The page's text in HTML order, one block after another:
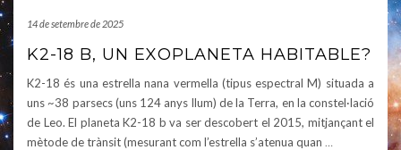
14 de setembre de 2025
K2-18 B, UN EXOPLANETA HABITABLE?
K2-18 és una estrella nana vermella (tipus espectral M) situada a
uns ~38 parsecs (uns 124 anys llum) de la Terra, en la constel·lació
de Leo. El planeta K2-18 b va ser descobert el 2015, mitjançant el
mètode de trànsit (mesurant com l’estrella s’atenua quan …